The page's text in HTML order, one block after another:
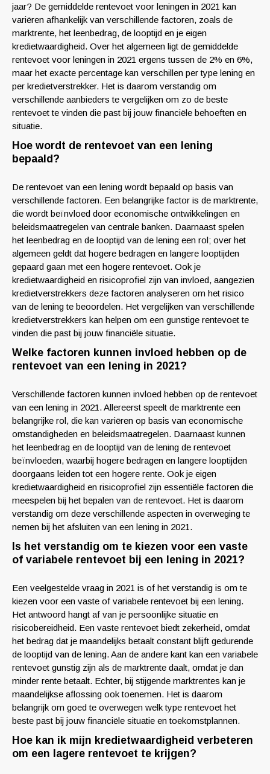
jaar? De gemiddelde rentevoet voor leningen in 2021 kan
variëren afhankelijk van verschillende factoren, zoals de
marktrente, het leenbedrag, de looptijd en je eigen
kredietwaardigheid. Over het algemeen ligt de gemiddelde
rentevoet voor leningen in 2021 ergens tussen de 2% en 6%,
maar het exacte percentage kan verschillen per type lening en
per kredietverstrekker. Het is daarom verstandig om
verschillende aanbieders te vergelijken om zo de beste
rentevoet te vinden die past bij jouw financiële behoeften en
situatie.
Hoe wordt de rentevoet van een lening
bepaald?
De rentevoet van een lening wordt bepaald op basis van
verschillende factoren. Een belangrijke factor is de marktrente,
die wordt beïnvloed door economische ontwikkelingen en
beleidsmaatregelen van centrale banken. Daarnaast spelen
het leenbedrag en de looptijd van de lening een rol; over het
algemeen geldt dat hogere bedragen en langere looptijden
gepaard gaan met een hogere rentevoet. Ook je
kredietwaardigheid en risicoprofiel zijn van invloed, aangezien
kredietverstrekkers deze factoren analyseren om het risico
van de lening te beoordelen. Het vergelijken van verschillende
kredietverstrekkers kan helpen om een gunstige rentevoet te
vinden die past bij jouw financiële situatie.
Welke factoren kunnen invloed hebben op de
rentevoet van een lening in 2021?
Verschillende factoren kunnen invloed hebben op de rentevoet
van een lening in 2021. Allereerst speelt de marktrente een
belangrijke rol, die kan variëren op basis van economische
omstandigheden en beleidsmaatregelen. Daarnaast kunnen
het leenbedrag en de looptijd van de lening de rentevoet
beïnvloeden, waarbij hogere bedragen en langere looptijden
doorgaans leiden tot een hogere rente. Ook je eigen
kredietwaardigheid en risicoprofiel zijn essentiële factoren die
meespelen bij het bepalen van de rentevoet. Het is daarom
verstandig om deze verschillende aspecten in overweging te
nemen bij het afsluiten van een lening in 2021.
Is het verstandig om te kiezen voor een vaste
of variabele rentevoet bij een lening in 2021?
Een veelgestelde vraag in 2021 is of het verstandig is om te
kiezen voor een vaste of variabele rentevoet bij een lening.
Het antwoord hangt af van je persoonlijke situatie en
risicobereidheid. Een vaste rentevoet biedt zekerheid, omdat
het bedrag dat je maandelijks betaalt constant blijft gedurende
de looptijd van de lening. Aan de andere kant kan een variabele
rentevoet gunstig zijn als de marktrente daalt, omdat je dan
minder rente betaalt. Echter, bij stijgende marktrentes kan je
maandelijkse aflossing ook toenemen. Het is daarom
belangrijk om goed te overwegen welk type rentevoet het
beste past bij jouw financiële situatie en toekomstplannen.
Hoe kan ik mijn kredietwaardigheid verbeteren
om een lagere rentevoet te krijgen?